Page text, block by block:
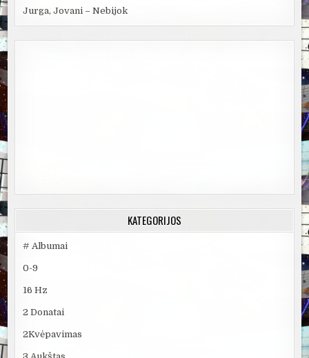
Jurga, Jovani – Nebijok
KATEGORIJOS
# Albumai
0-9
16 Hz
2 Donatai
2Kvėpavimas